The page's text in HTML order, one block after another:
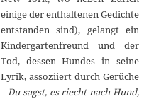
2
0
einige der enthaltenen Gedichte
entstanden sind), gelangt ein
Kindergartenfreund und der
Tod, dessen Hundes in seine
Lyrik, assoziiert durch Gerüche
– Du sagst, es riecht nach Hund,